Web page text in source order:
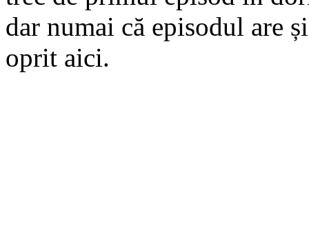
dar numai că episodul are
oprit aici.